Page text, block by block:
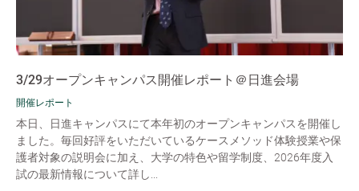
3/29オープンキャンパス開催レポート＠日進会場
開催レポート
本日、日進キャンパスにて本年初のオープンキャンパスを開催し
ました。毎回好評をいただいているケースメソッド体験授業や保
護者対象の説明会に加え、大学の特色や留学制度、2026年度入
試の最新情報について詳し...